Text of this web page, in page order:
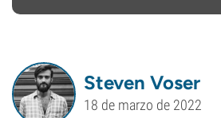
Steven Voser
18 de marzo de 2022